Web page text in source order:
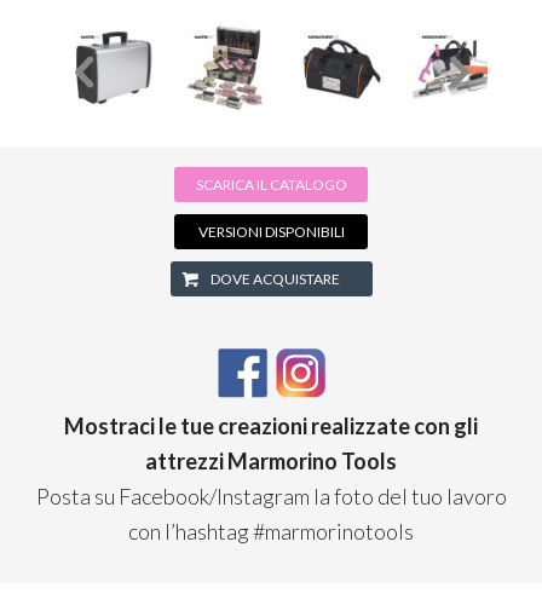
SCARICA IL CATALOGO
VERSIONI DISPONIBILI
DOVE ACQUISTARE
Mostraci le tue creazioni realizzate con gli
attrezzi Marmorino Tools
Posta su Facebook/Instagram la foto del tuo lavoro
con l’hashtag #marmorinotools